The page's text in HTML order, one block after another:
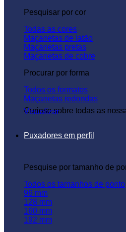
Pesquisar por cor
Todas as cores
Maçanetas de latão
Maçanetas pretas
Maçanetas de cobre
Procurar por forma
Todos os formatos
Maçanetas redondas
Curioso sobre todas as
Visualizar
Puxadores em perfil
Pesquise por tamanho de
Todos os tamanhos de ponto
96 mm
128 mm
160 mm
192 mm